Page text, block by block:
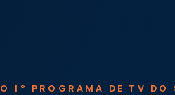
O 1º PROGRAMA DE TV